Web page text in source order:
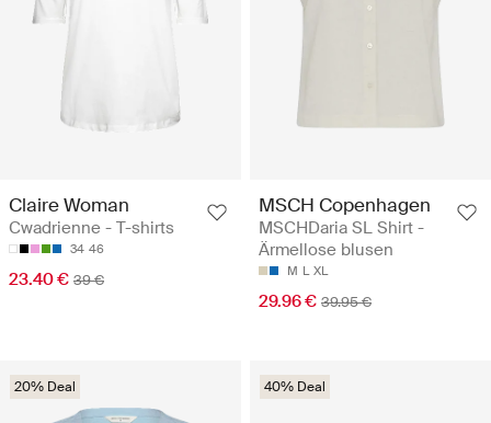
Claire Woman
Cwadrienne - T-shirts
34 46
23.40 € 39 €
MSCH Copenhagen
MSCHDaria SL Shirt -
Ärmellose blusen
M L XL
29.96 € 39.95 €
20% Deal 40% Deal